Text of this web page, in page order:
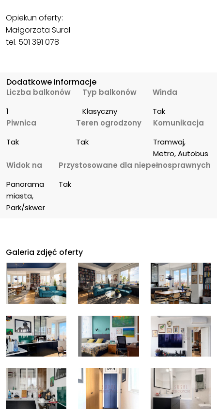
Opiekun oferty:
Małgorzata Sural
tel. 501 391 078
Dodatkowe informacje
Liczba balkonów
1
Typ balkonów
Klasyczny
Winda
Tak
Piwnica
Tak
Teren ogrodzony
Tak
Komunikacja
Tramwaj,
Metro, Autobus
Widok na
Panorama
miasta,
Park/skwer
Przystosowane dla niepełnosprawnych
Tak
Galeria zdjęć oferty